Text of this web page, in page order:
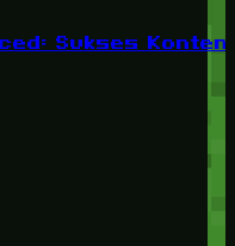
Sukses